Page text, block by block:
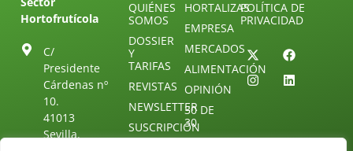
Hortofrutícola
C/
Presidente
Cárdenas nº
10.
41013
Sevilla.
QUIÉNES
SOMOS
DOSSIER
Y
TARIFAS
REVISTAS
NEWSLETTER
SUSCRIPCIÓN
HORTALIZAS
EMPRESA
MERCADOS
ALIMENTACIÓN
OPINIÓN
30 DE
30
DIRECTORIO
POLÍTICA DE
PRIVACIDAD